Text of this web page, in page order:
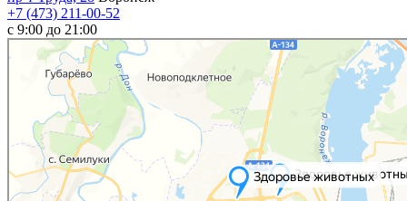
+7 (473) 211-00-52
c 9:00 до 21:00